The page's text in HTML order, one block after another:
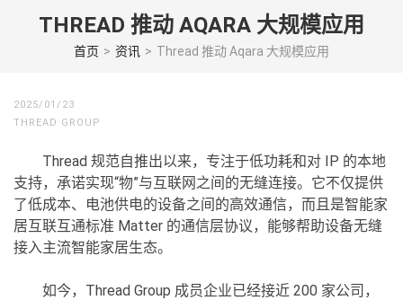
THREAD 推动 AQARA 大规模应用
首页 > 资讯 > Thread 推动 Aqara 大规模应用
2025/01/23
THREAD GROUP
Thread 规范自推出以来，专注于低功耗和对 IP 的本地
支持，承诺实现“物”与互联网之间的无缝连接。它不仅提供
了低成本、电池供电的设备之间的高效通信，而且是智能家
居互联互通标准 Matter 的通信层协议，能够帮助设备无缝
接入主流智能家居生态。
如今，Thread Group 成员企业已经接近 200 家公司，